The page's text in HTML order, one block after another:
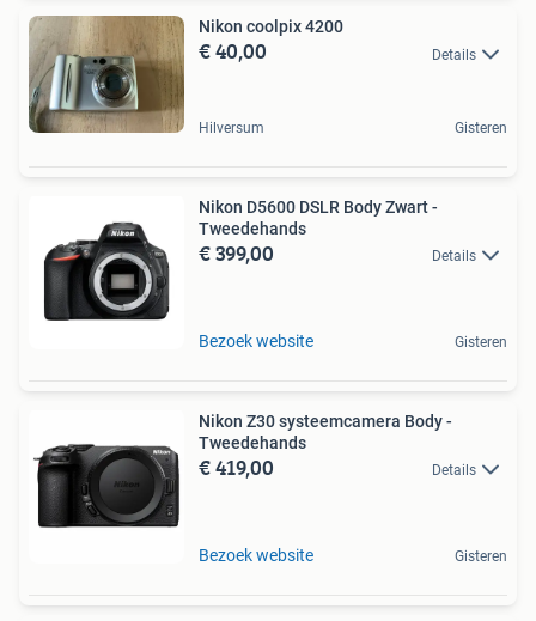
Nikon coolpix 4200
€ 40,00 Details
Hilversum Gisteren
Nikon D5600 DSLR Body Zwart -
Tweedehands
€ 399,00 Details
Bezoek website Gisteren
Nikon Z30 systeemcamera Body -
Tweedehands
€ 419,00 Details
Bezoek website Gisteren